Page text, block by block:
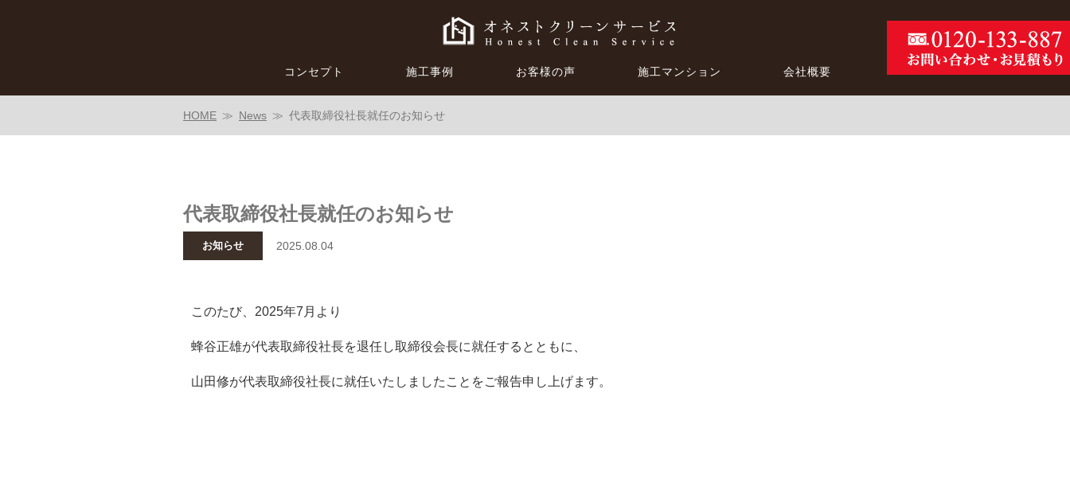
コンセプト 施工事例 お客様の声 施工マンション 会社概要
HOME News 代表取締役社長就任のお知らせ
代表取締役社長就任のお知らせ
お知らせ 2025.08.04
このたび、2025年7月より
蜂谷正雄が代表取締役社長を退任し取締役会長に就任するとともに、
山田修が代表取締役社長に就任いたしましたことをご報告申し上げます。